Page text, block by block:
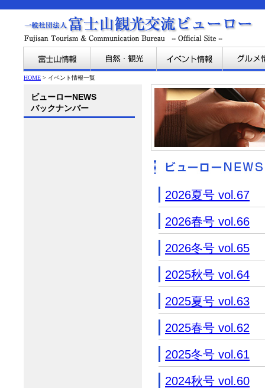
HOME > イベント情報一覧
ビューローNEWS
バックナンバー
2026夏号 vol.67
2026春号 vol.66
2026冬号 vol.65
2025秋号 vol.64
2025夏号 vol.63
2025春号 vol.62
2025冬号 vol.61
2024秋号 vol.60